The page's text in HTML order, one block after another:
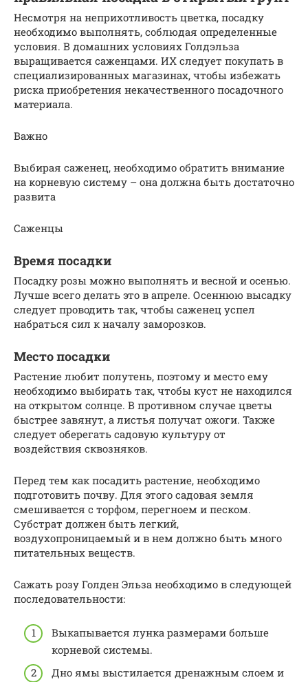
Несмотря на неприхотливость цветка, посадку
необходимо выполнять, соблюдая определенные
условия. В домашних условиях Голдэльза
выращивается саженцами. ИХ следует покупать в
специализированных магазинах, чтобы избежать
риска приобретения некачественного посадочного
материала.
Важно
Выбирая саженец, необходимо обратить внимание
на корневую систему – она должна быть достаточно
развита
Саженцы
Время посадки
Посадку розы можно выполнять и весной и осенью.
Лучше всего делать это в апреле. Осеннюю высадку
следует проводить так, чтобы саженец успел
набраться сил к началу заморозков.
Место посадки
Растение любит полутень, поэтому и место ему
необходимо выбирать так, чтобы куст не находился
на открытом солнце. В противном случае цветы
быстрее завянут, а листья получат ожоги. Также
следует оберегать садовую культуру от
воздействия сквозняков.
Перед тем как посадить растение, необходимо
подготовить почву. Для этого садовая земля
смешивается с торфом, перегноем и песком.
Субстрат должен быть легкий,
воздухопроницаемый и в нем должно быть много
питательных веществ.
Сажать розу Голден Эльза необходимо в следующей
последовательности:
Выкапывается лунка размерами больше
корневой системы.
Дно ямы выстилается дренажным слоем и